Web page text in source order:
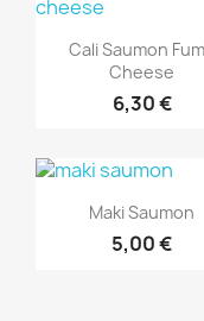
Aperçu
Cali Saumon
Cheese
6,30 €
Aperçu
Maki Saumon
5,00 €